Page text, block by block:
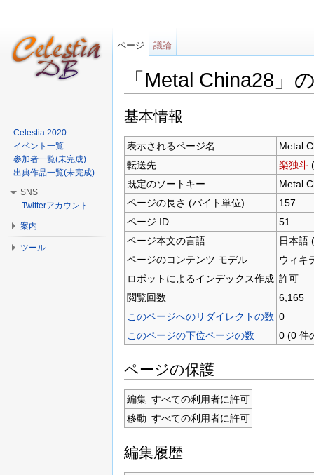
「Metal China28」
基本情報
表示されるページ名
Metal
転送先
楽独斗(
既定のソートキー
Metal
ページの長さ (バイト単位)
157
ページ ID
51
ページ本文の言語
日本語
ページのコンテンツ モデル
ウィキ
ロボットによるインデックス作成 許可
閲覧回数
6,165
このページへのリダイレクトの数 0
このページの下位ページの数
0 (0 件
ページの保護
編集 すべての利用者に許可
移動 すべての利用者に許可
編集履歴
ページ 議論
Celestia 2020
イベント一覧
参加者一覧(未完成)
出典作品一覧(未完成)
SNS
Twitterアカウント
案内
ツール